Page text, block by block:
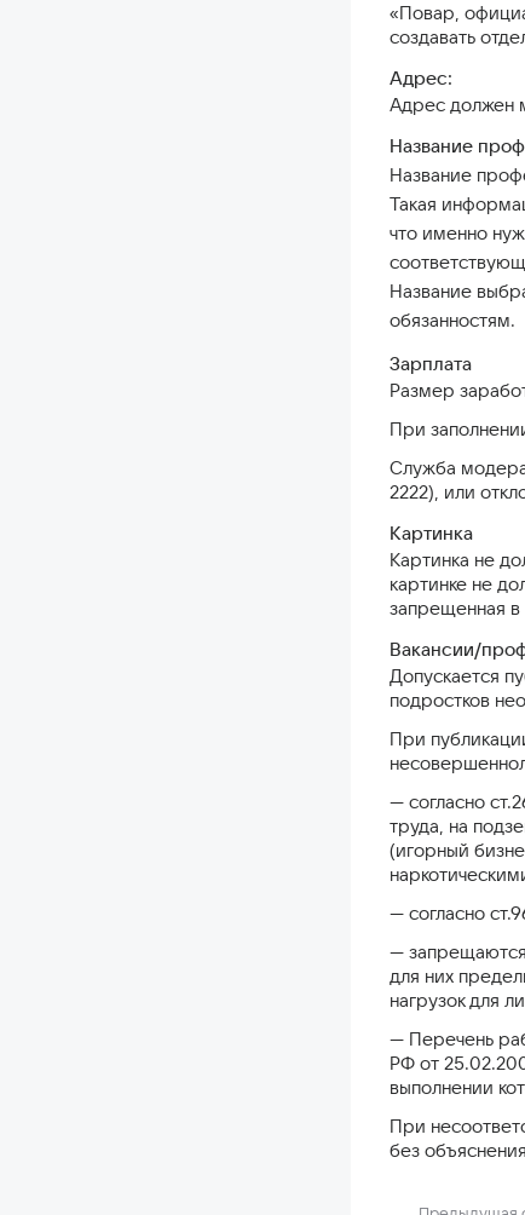
«Повар,
создавать
Адрес:
Адрес должен
Название
Название
Такая
что именно
Название
обязанностям.
Зарплата
Размер
При
Служба
2222), или
Картинка
Картинка не
картинке не
запрещенная
Вакансии/
Допускается
подростков
При
— согласно
труда, на
(игорный
— согласно
—
для них
нагрузок для
— Перечень
РФ от
выполнении
При
без